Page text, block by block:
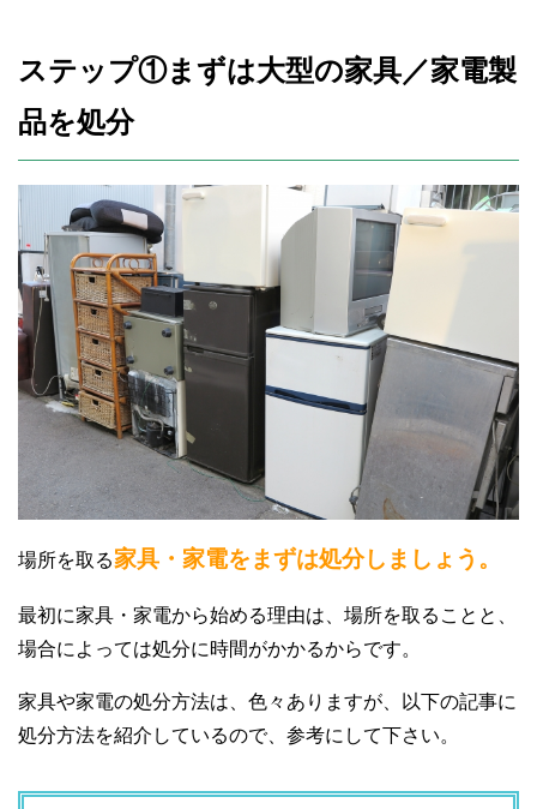
ステップ①まずは大型の家具／家電製
品を処分
場所を取る家具・家電をまずは処分しましょう。
最初に家具・家電から始める理由は、場所を取ることと、
場合によっては処分に時間がかかるからです。
家具や家電の処分方法は、色々ありますが、以下の記事に
処分方法を紹介しているので、参考にして下さい。